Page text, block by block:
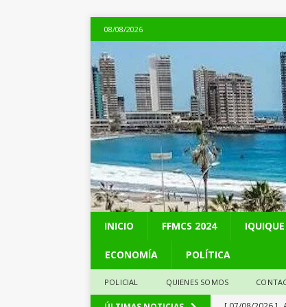
08/08/2026
INICIO FFMCS 2024 IQUIQUE
ECONOMÍA POLÍTICA
POLICIAL QUIENES SOMOS